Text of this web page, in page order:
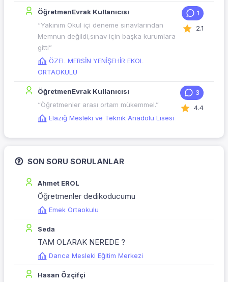
ÖğretmenEvrak Kullanıcısı
“Yakınım Okul içi deneme sınavlarından
Memnun değildi,sınav için başka kurumlara
gitti”
ÖZEL MERSİN YENİŞEHİR EKOL
ORTAOKULU
1
2.1
ÖğretmenEvrak Kullanıcısı
“Öğretmenler arası ortam mükemmel.”
Elazığ Mesleki ve Teknik Anadolu Lisesi
3
4.4
SON SORU SORULANLAR
Ahmet EROL
Öğretmenler dedikoducumu
Emek Ortaokulu
Seda
TAM OLARAK NEREDE ?
Darıca Mesleki Eğitim Merkezi
Hasan Özçifçi